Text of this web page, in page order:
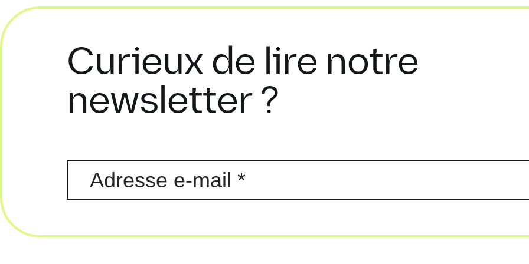
Curieux de lire notre
newsletter ?